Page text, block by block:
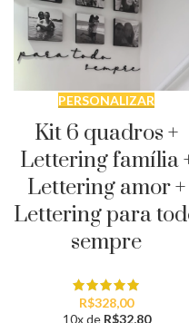
PERSONALIZAR
Kit 6 quadros +
Lettering família
Lettering amor +
Lettering para
sempre
R$328,00
10x de R$32,80